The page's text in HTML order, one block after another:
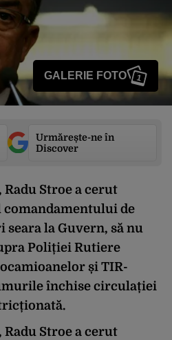
GALERIE FOTO 1
Urmărește-ne în
Discover
Stroe a cerut
de
la Guvern, să nu
Poliției Rutiere
și TIR-
închise circulației
Stroe a cerut